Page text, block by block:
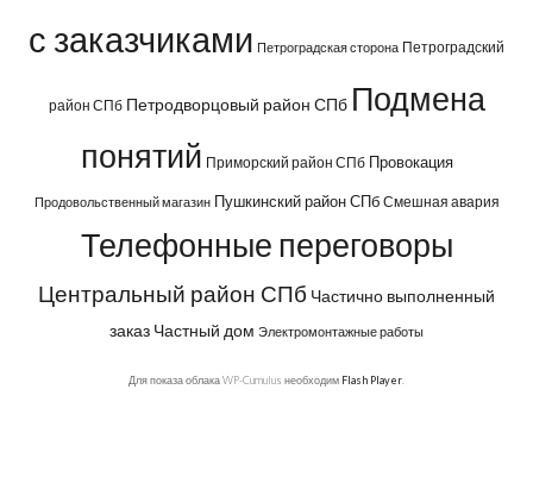
с заказчиками Петроградская сторона Петроградский
район СПб Петродворцовый район СПб Подмена
понятий Приморский район СПб Провокация
Продовольственный магазин Пушкинский район СПб Смешная авария
Телефонные переговоры
Центральный район СПб Частично выполненный
заказ Частный дом Электромонтажные работы
Для показа облака WP-Cumulus необходим Flash Player